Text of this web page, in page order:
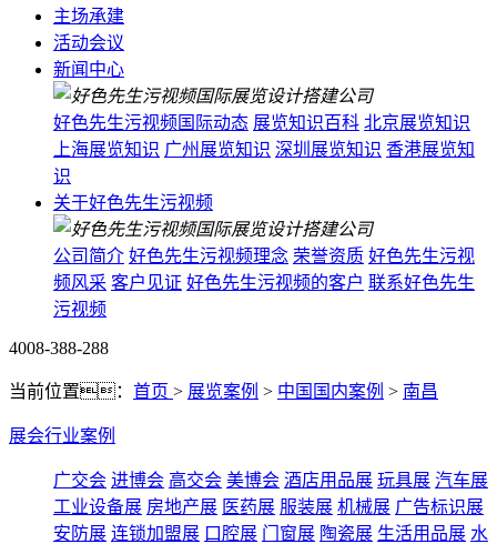
主场承建
活动会议
新闻中心
好色先生污视频国际动态 展览知识百科 北京展览知识
上海展览知识 广州展览知识 深圳展览知识 香港展览知
识
关于好色先生污视频
公司简介 好色先生污视频理念 荣誉资质 好色先生污视
频风采 客户见证 好色先生污视频的客户 联系好色先生
污视频
4008-388-288
当前位置： 首页 > 展览案例 > 中国国内案例 > 南昌
展会行业案例
广交会 进博会 高交会 美博会 酒店用品展 玩具展 汽车展
工业设备展 房地产展 医药展 服装展 机械展 广告标识展
安防展 连锁加盟展 口腔展 门窗展 陶瓷展 生活用品展 水